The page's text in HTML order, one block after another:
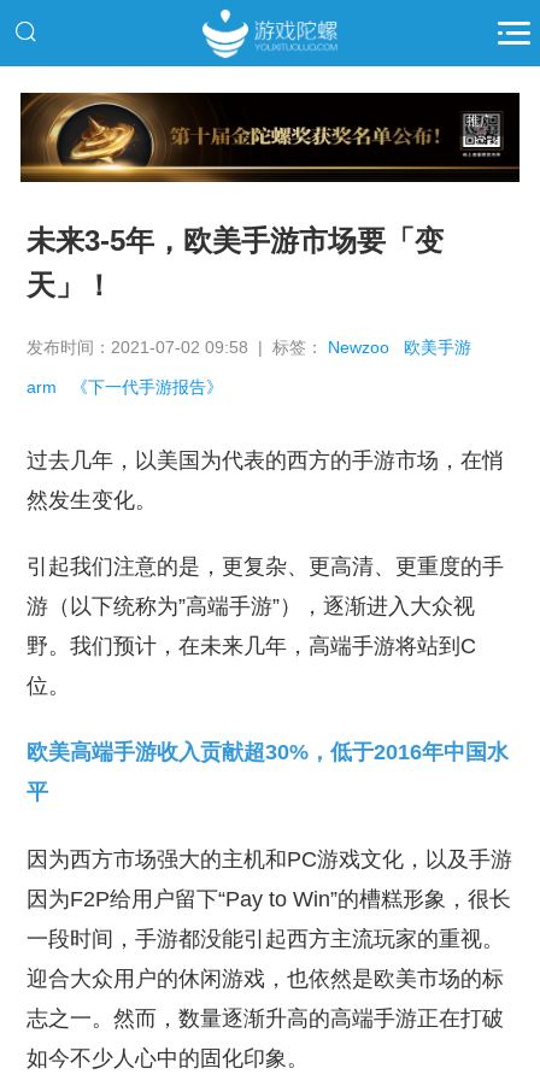
推广
未来3-5年，欧美手游市场要「变
天」！
发布时间：2021-07-02 09:58 | 标签： Newzoo 欧美手游
arm 《下一代手游报告》
过去几年，以美国为代表的西方的手游市场，在悄
然发生变化。
引起我们注意的是，更复杂、更高清、更重度的手
游（以下统称为”高端手游”），逐渐进入大众视
野。我们预计，在未来几年，高端手游将站到C
位。
欧美高端手游收入贡献超30%，低于2016年中国水
平
因为西方市场强大的主机和PC游戏文化，以及手游
因为F2P给用户留下“Pay to Win”的槽糕形象，很长
一段时间，手游都没能引起西方主流玩家的重视。
迎合大众用户的休闲游戏，也依然是欧美市场的标
志之一。然而，数量逐渐升高的高端手游正在打破
如今不少人心中的固化印象。